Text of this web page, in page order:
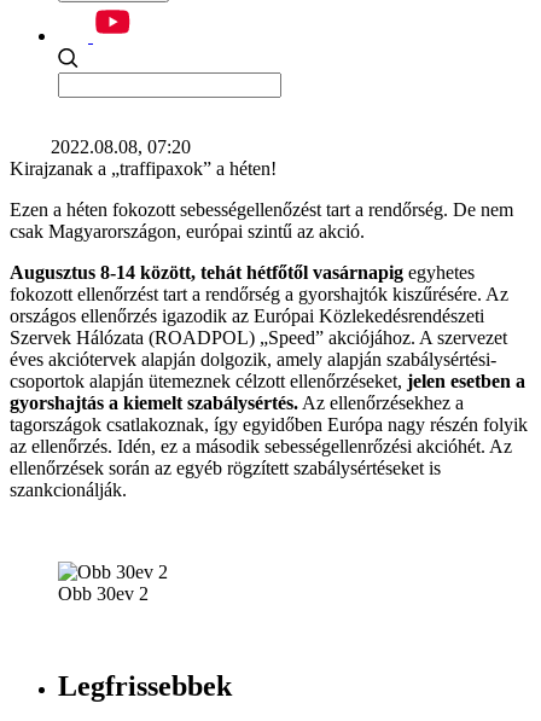
2022.08.08, 07:20
Kirajzanak a „traffipaxok” a héten!
Ezen a héten fokozott sebességellenőzést tart a rendőrség. De nem
csak Magyarországon, európai szintű az akció.
Augusztus 8-14 között, tehát hétfőtől vasárnapig egyhetes
fokozott ellenőrzést tart a rendőrség a gyorshajtók kiszűrésére. Az
országos ellenőrzés igazodik az Európai Közlekedésrendészeti
Szervek Hálózata (ROADPOL) „Speed” akciójához. A szervezet
éves akciótervek alapján dolgozik, amely alapján szabálysértési-
csoportok alapján ütemeznek célzott ellenőrzéseket, jelen esetben a
gyorshajtás a kiemelt szabálysértés. Az ellenőrzésekhez a
tagországok csatlakoznak, így egyidőben Európa nagy részén folyik
az ellenőrzés. Idén, ez a második sebességellenrőzési akcióhét. Az
ellenőrzések során az egyéb rögzített szabálysértéseket is
szankcionálják.
Obb 30ev 2
Legfrissebbek